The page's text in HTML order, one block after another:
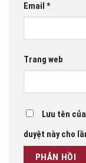
Email *
Trang web
Lưu tên
duyệt này cho